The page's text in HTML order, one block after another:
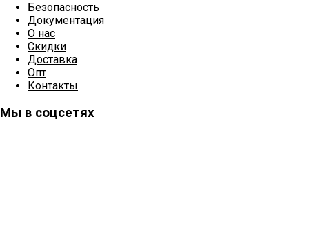
Безопасность
Документация
О нас
Скидки
Доставка
Опт
Контакты
Мы в соцсетях